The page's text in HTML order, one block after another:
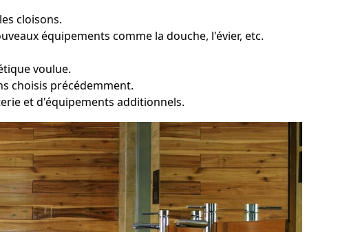
cloisons.
équipements comme la douche, l'évier, etc.
voulue.
choisis précédemment.
et d'équipements additionnels.